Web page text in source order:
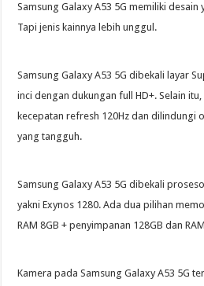
Samsung Galaxy A53 5G memiliki
Tapi jenis kainnya lebih unggul.
Samsung Galaxy A53 5G dibekali layar
inci dengan dukungan full HD+. Selain
kecepatan refresh 120Hz dan dilindungi
yang tangguh.
Samsung Galaxy A53 5G dibekali
yakni Exynos 1280. Ada dua pilihan
RAM 8GB + penyimpanan 128GB dan
Kamera pada Samsung Galaxy A53 5G